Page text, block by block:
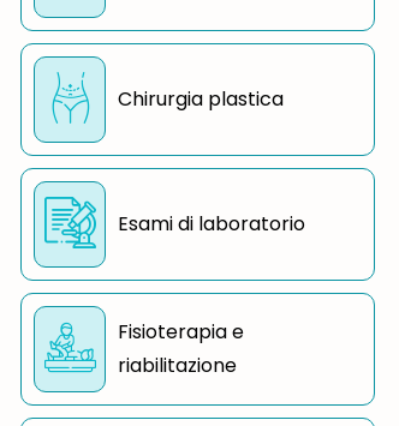
Chirurgia plastica
Esami di laboratorio
Fisioterapia e
riabilitazione